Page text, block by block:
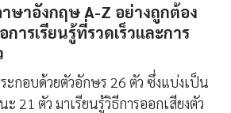
ษาอังกฤษ A-Z อย่างถูกต้อง
ารเรียนรู้ที่รวดเร็วและการ
กอบด้วยตัวอักษร 26 ตัว ซึ่งแบ่งเป็น
21 ตัว มาเรียนรู้วิธีการออกเสียงตัว